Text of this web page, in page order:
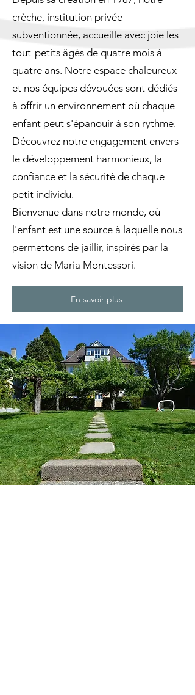
crèche, institution privée
subventionnée, accueille avec joie les
tout-petits âgés de quatre mois à
quatre ans. Notre espace chaleureux
et nos équipes dévouées sont dédiés
à offrir un environnement où chaque
enfant peut s'épanouir à son rythme.
Découvrez notre engagement envers
le développement harmonieux, la
confiance et la sécurité de chaque
petit individu.
Bienvenue dans notre monde, où
l'enfant est une source à laquelle nous
permettons de jaillir, inspirés par la
vision de Maria Montessori.
En savoir plus